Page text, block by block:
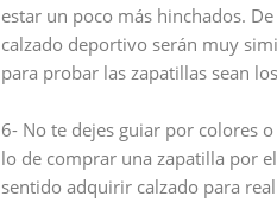
estar un poco más hinchados.
calzado deportivo serán muy
para probar las zapatillas sean
6- No te dejes guiar por colores
lo de comprar una zapatilla por
sentido adquirir calzado para